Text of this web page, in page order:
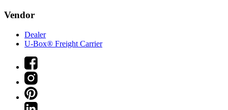
Vendor
Dealer
U-Box® Freight Carrier